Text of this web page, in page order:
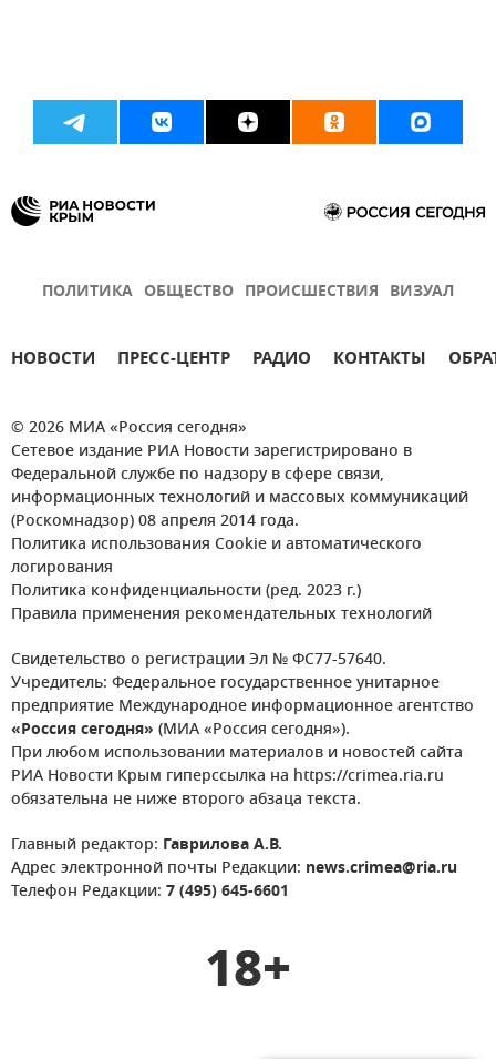
ПОЛИТИКА ОБЩЕСТВО ПРОИСШЕСТВИЯ ВИЗУАЛ
НОВОСТИ ПРЕСС-ЦЕНТР РАДИО КОНТАКТЫ
© 2026 МИА «Россия сегодня»
Сетевое издание РИА Новости зарегистрировано в
Федеральной службе по надзору в сфере связи,
информационных технологий и массовых коммуникаций
(Роскомнадзор) 08 апреля 2014 года.
Политика использования Cookie и автоматического
логирования
Политика конфиденциальности (ред. 2023 г.)
Правила применения рекомендательных технологий
Свидетельство о регистрации Эл № ФС77-57640.
Учредитель: Федеральное государственное унитарное
предприятие Международное информационное агентство
«Россия сегодня» (МИА «Россия сегодня»).
При любом использовании материалов и новостей сайта
РИА Новости Крым гиперссылка на https://crimea.ria.ru
обязательна не ниже второго абзаца текста.
Главный редактор: Гаврилова А.В.
Адрес электронной почты Редакции: news.crimea@ria.ru
Телефон Редакции: 7 (495) 645-6601
18+